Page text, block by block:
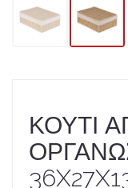
ΚΟΥΤΙ